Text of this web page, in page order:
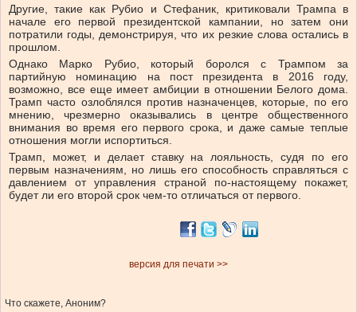
Другие, такие как Рубио и Стефаник, критиковали Трампа в
начале его первой президентской кампании, но затем они
потратили годы, демонстрируя, что их резкие слова остались в
прошлом.
Однако Марко Рубио, который боролся с Трампом за
партийную номинацию на пост президента в 2016 году,
возможно, все еще имеет амбиции в отношении Белого дома.
Трамп часто озлоблялся против назначенцев, которые, по его
мнению, чрезмерно оказывались в центре общественного
внимания во время его первого срока, и даже самые теплые
отношения могли испортиться.
Трамп, может, и делает ставку на лояльность, судя по его
первым назначениям, но лишь его способность справляться с
давлением от управления страной по-настоящему покажет,
будет ли его второй срок чем-то отличаться от первого.
версия для печати >>
Что скажете, Аноним?